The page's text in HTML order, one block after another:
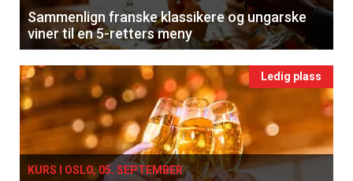
Sammenlign franske klassikere og ungarske
viner til en 5-retters meny
Ledig plass
KURS I OSLO, 05. SEPTEMBER